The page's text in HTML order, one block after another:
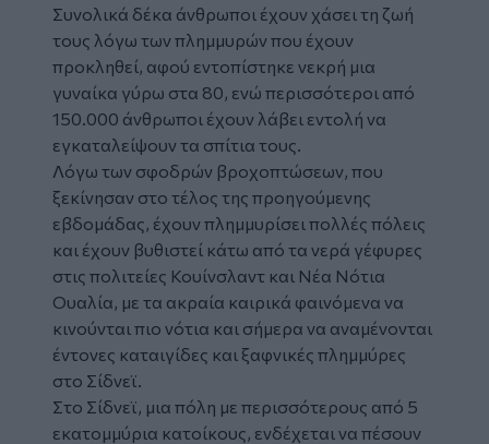
Συνολικά δέκα άνθρωποι έχουν χάσει τη ζωή
τους λόγω των πλημμυρών που έχουν
προκληθεί, αφού εντοπίστηκε νεκρή μια
γυναίκα γύρω στα 80, ενώ περισσότεροι από
150.000 άνθρωποι έχουν λάβει εντολή να
εγκαταλείψουν τα σπίτια τους.
Λόγω των σφοδρών βροχοπτώσεων, που
ξεκίνησαν στο τέλος της προηγούμενης
εβδομάδας, έχουν πλημμυρίσει πολλές πόλεις
και έχουν βυθιστεί κάτω από τα νερά γέφυρες
στις πολιτείες Κουίνσλαντ και Νέα Νότια
Ουαλία, με τα ακραία καιρικά φαινόμενα να
κινούνται πιο νότια και σήμερα να αναμένονται
έντονες καταιγίδες και ξαφνικές πλημμύρες
στο Σίδνεϊ.
Στο Σίδνεϊ, μια πόλη με περισσότερους από 5
εκατομμύρια κατοίκους, ενδέχεται να πέσουν